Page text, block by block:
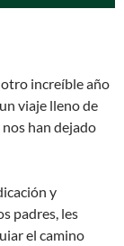
increíble año
viaje lleno de
han dejado
y
padres, les
el camino